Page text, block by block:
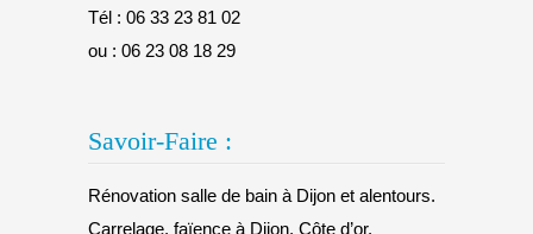
Tél : 06 33 23 81 02
ou : 06 23 08 18 29
Savoir-Faire :
Rénovation salle de bain à Dijon et alentours.
Carrelage, faïence à Dijon, Côte d’or.